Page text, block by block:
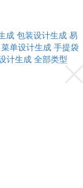
成 包装设计生成 易
菜单设计生成 手提袋
计生成 全部类型